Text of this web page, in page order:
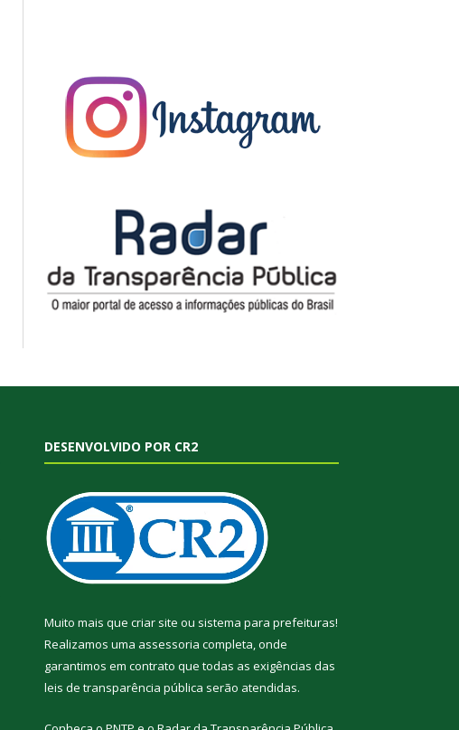
DESENVOLVIDO POR CR2
Muito mais que criar site ou sistema para prefeituras!
Realizamos uma assessoria completa, onde
garantimos em contrato que todas as exigências das
leis de transparência pública serão atendidas.